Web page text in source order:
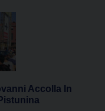
Accolla In